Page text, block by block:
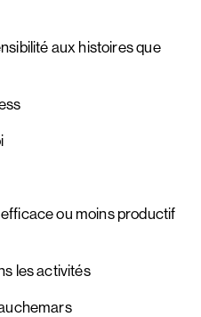
aux histoires que
ou moins productif
les activités